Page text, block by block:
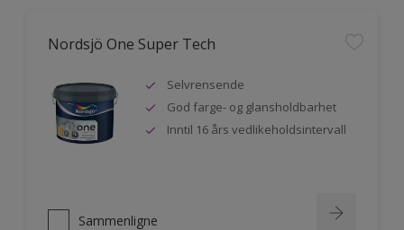
Nordsjö One Super Tech
Selvrensende
God farge- og glansholdbarhet
Inntil 16 års vedlikeholdsintervall
Sammenligne